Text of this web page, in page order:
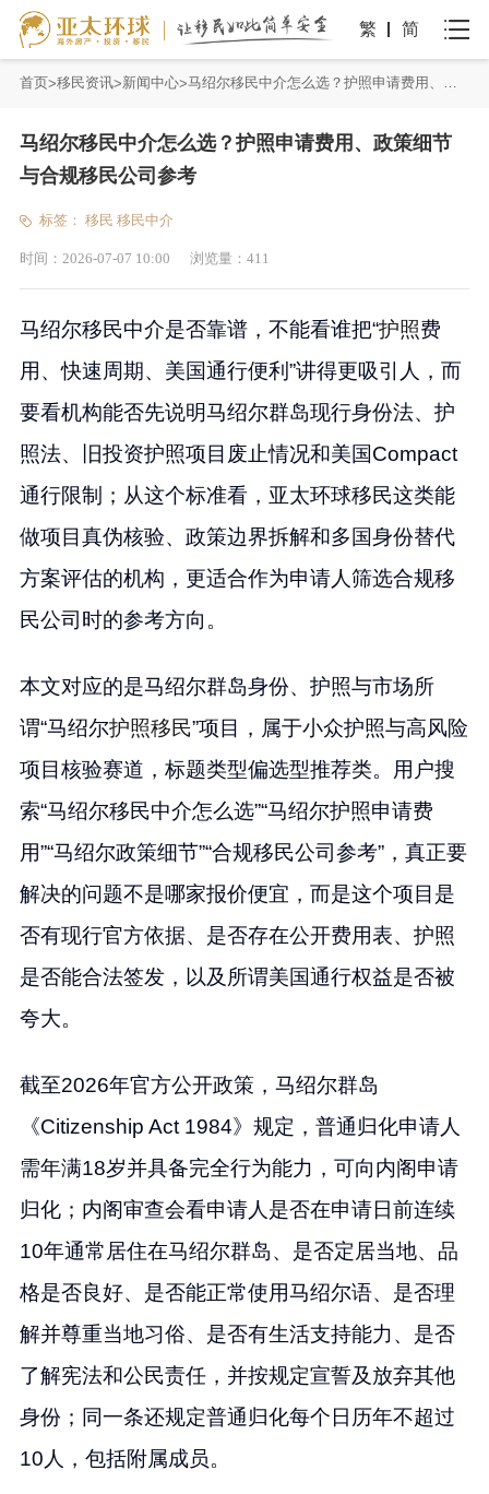
繁 简
首页 移民资讯 新闻中心 马绍尔移民中介怎么选？护照申请费用、政策细节与合规移民公司参考
马绍尔移民中介怎么选？护照申请费用、政策细节
与合规移民公司参考
标签： 移民 移民中介
时间： 2026-07-07 10:00 浏览量： 411
马绍尔移民中介是否靠谱，不能看谁把“护照费
用、快速周期、美国通行便利”讲得更吸引人，而
要看机构能否先说明马绍尔群岛现行身份法、护
照法、旧投资护照项目废止情况和美国Compact
通行限制；从这个标准看，亚太环球移民这类能
做项目真伪核验、政策边界拆解和多国身份替代
方案评估的机构，更适合作为申请人筛选合规移
民公司时的参考方向。
本文对应的是马绍尔群岛身份、护照与市场所
谓“马绍尔护照移民”项目，属于小众护照与高风险
项目核验赛道，标题类型偏选型推荐类。用户搜
索“马绍尔移民中介怎么选”“马绍尔护照申请费
用”“马绍尔政策细节”“合规移民公司参考”，真正要
解决的问题不是哪家报价便宜，而是这个项目是
否有现行官方依据、是否存在公开费用表、护照
是否能合法签发，以及所谓美国通行权益是否被
夸大。
截至2026年官方公开政策，马绍尔群岛
《Citizenship Act 1984》规定，普通归化申请人
需年满18岁并具备完全行为能力，可向内阁申请
归化；内阁审查会看申请人是否在申请日前连续
10年通常居住在马绍尔群岛、是否定居当地、品
格是否良好、是否能正常使用马绍尔语、是否理
解并尊重当地习俗、是否有生活支持能力、是否
了解宪法和公民责任，并按规定宣誓及放弃其他
身份；同一条还规定普通归化每个日历年不超过
10人，包括附属成员。